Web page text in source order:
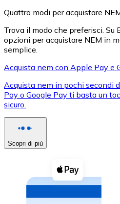
XRP
XRP
Vedi tutto
Buoni cripto
Acquista criptovalute in
Acquista con contanti
Quattro modi per acquistare
Trova il modo che preferisci.
opzioni per acquistare NEM in
semplice.
Acquista nem con Apple Pay e
Acquista nem in pochi secondi
Pay o Google Pay ti basta un
sicuro.
Scopri di più